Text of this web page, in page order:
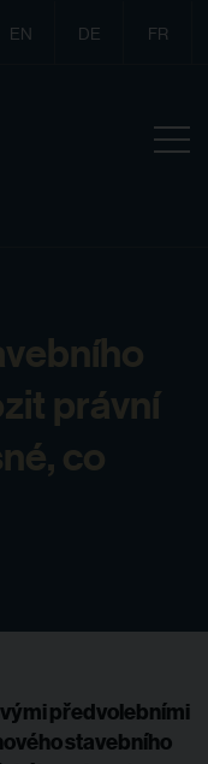
EN DE FR
právní
co
předvolebními
stavebního